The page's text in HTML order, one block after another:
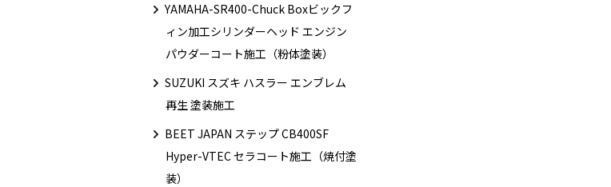
YAMAHA-SR400-Chuck Boxビックフ
ィン加工シリンダーヘッド エンジン
パウダーコート施工（粉体塗装）
SUZUKI スズキ ハスラー エンブレム
再生 塗装施工
BEET JAPAN ステップ CB400SF
Hyper-VTEC セラコート施工（焼付塗
装）